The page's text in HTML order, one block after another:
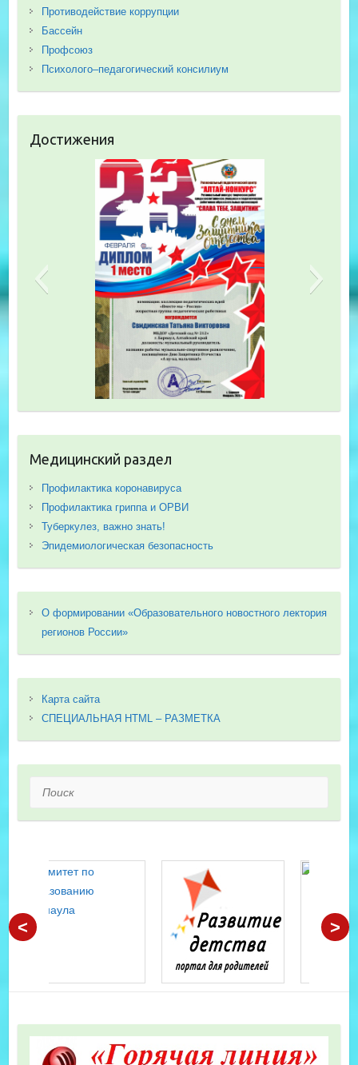
Противодействие коррупции
Бассейн
Профсоюз
Психолого–педагогический консилиум
Достижения
Медицинский раздел
Профилактика коронавируса
Профилактика гриппа и ОРВИ
Туберкулез, важно знать!
Эпидемиологическая безопасность
О формировании «Образовательного новостного лектория
регионов России»
Карта сайта
СПЕЦИАЛЬНАЯ HTML – РАЗМЕТКА
Поиск
< >